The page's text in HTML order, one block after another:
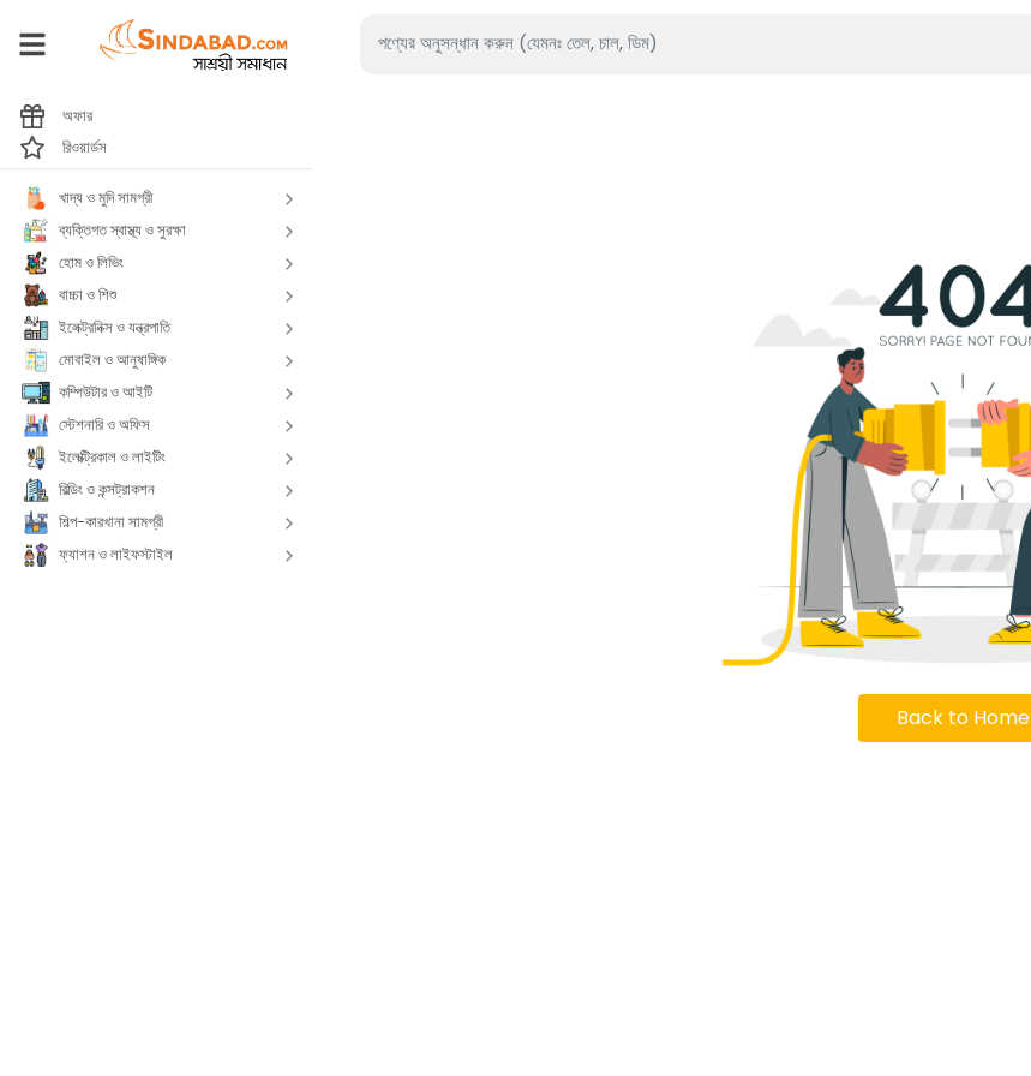
অফার
রিওয়ার্ডস
খাদ্য ও মুদি সামগ্রী
ব্যক্তিগত স্বাস্থ্য ও সুরক্ষা
হোম ও লিভিং
বাচ্চা ও শিশু
ইলেক্ট্রনিক্স ও যন্ত্রপাতি
মোবাইল ও আনুষাঙ্গিক
কম্পিউটার ও আইটি
স্টেশনারি ও অফিস
ইলেক্ট্রিকাল ও লাইটিং
বিল্ডিং ও কন্সট্রাকশন
শিল্প-কারখানা সামগ্রী
ফ্যাশন ও লাইফস্টাইল
Back to Home